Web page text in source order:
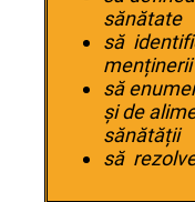
sănătate
să
să
și de
sănătății
să